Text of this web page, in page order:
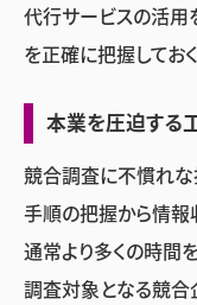
代行サービスの活用
を正確に把握してお
本業を圧迫する
競合調査に不慣れな
手順の把握から情報
通常より多くの時間
調査対象となる競合